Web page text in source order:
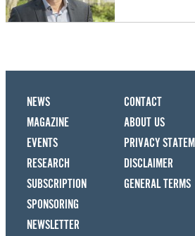
NEWS
MAGAZINE
EVENTS
RESEARCH
SUBSCRIPTION
SPONSORING
CONTACT
ABOUT US
PRIVACY
DISCLAIMER
GENERAL TERMS
NEWSLETTER